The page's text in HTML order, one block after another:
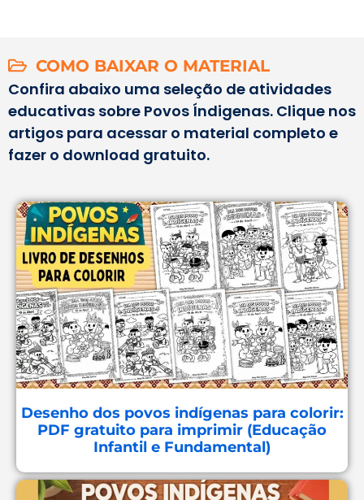
COMO BAIXAR O MATERIAL
Confira abaixo uma seleção de atividades
educativas sobre Povos Índigenas. Clique nos
artigos para acessar o material completo e
fazer o download gratuito.
Desenho dos povos indígenas para colorir:
PDF gratuito para imprimir (Educação
Infantil e Fundamental)